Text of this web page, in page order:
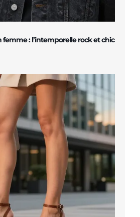
femme : l’intemporelle rock et chic